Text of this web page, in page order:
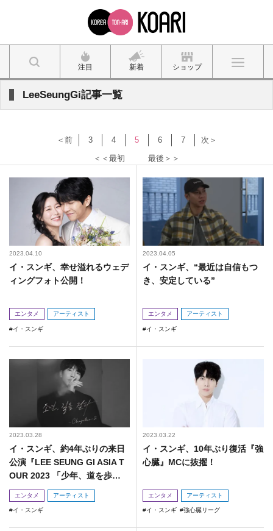
注目 新着 ショップ
LeeSeungGi記事一覧
＜＜最初
＜前 3 4 5 6 7
次＞
最後＞＞
2023.04.10
イ・スンギ、幸せ溢れるウェデ
ィングフォト公開！
エンタメ アーティスト
イ・スンギ
2023.04.05
イ・スンギ、“最近は自信もつ
き、安定している”
エンタメ アーティスト
イ・スンギ
2023.03.28
イ・スンギ、約4年ぶりの来日
公演『LEE SEUNG GI ASIA T
OUR 2023 「少年、道を歩
く」』開催決定！
エンタメ アーティスト
イ・スンギ
2023.03.22
イ・スンギ、10年ぶり復活『強
心臓』MCに抜擢！
エンタメ アーティスト
イ・スンギ 強心臓リーグ